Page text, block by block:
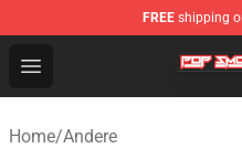
FREE shipping
Open menu
Pop Smoke Store -
Home/Andere